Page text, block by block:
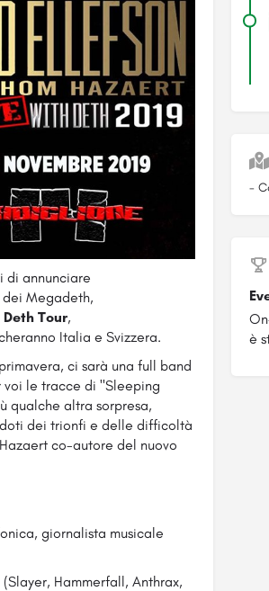
di annunciare
dei Megadeth,
Tour,
Italia e Svizzera.
ci sarà una full band
voi le tracce di "Sleeping
qualche altra sorpresa,
dei trionfi e delle difficoltà
co-autore del nuovo
giornalista musicale
Hammerfall, Anthrax,
-
è